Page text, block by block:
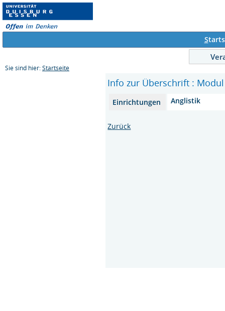
S
Sie sind hier: Startseite
Info zur Überschrift :
Einrichtungen Anglistik
Zurück